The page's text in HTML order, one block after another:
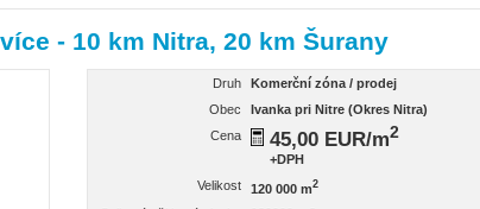
- 10 km Nitra, 20 km Šurany
Druh
Komerční zóna / prodej
Obec
Ivanka pri Nitre (Okres Nitra)
Cena
45,00 EUR/m2
+DPH
Velikost
120 000 m2